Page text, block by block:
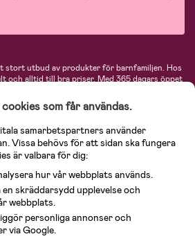
stort utbud av produkter för barnfamiljen. Hos
och alltid till bra priser. Med 365 dagars öppet
du barnvagnar, bilstolar, kläder för barn och
massor av inspirerande inredning, leksaker,
Cosi, Baby Jogger, BabyBjörn, Didriksons,
Neonate, Cybex, LEGO och många fler.
i Nordens största barn- och babybutik på nätet!
som får användas.
samarbetspartners använder
Vissa behövs för att sidan ska fungera
är valbara för dig:
hur vår webbplats används.
skräddarsydd upplevelse och
webbplats.
personliga annonser och
via Google.